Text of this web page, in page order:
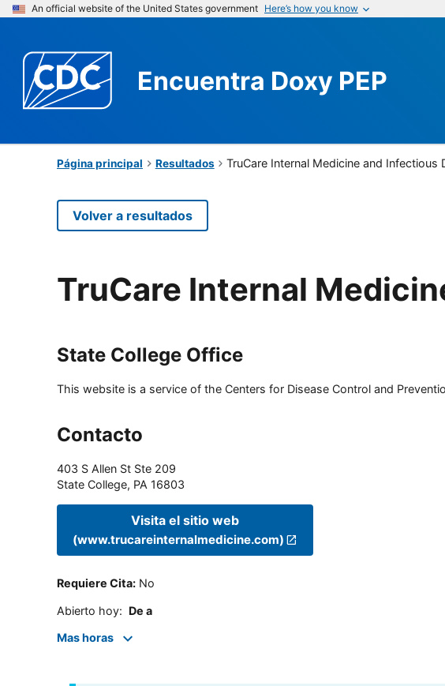
An official website of the United States government Here’s how you know
Encuentra Doxy PEP
Página principal Resultados TruCare Internal Medicine and Infectious
Volver a resultados
TruCare Internal
State College Office
This website is a service of the Centers for Disease Control and
Contacto
403 S Allen St Ste 209
State College, PA 16803
Visita el sitio web
(www.trucareinternalmedicine.com)
Requiere Cita: No
Abierto hoy: De a
Mas horas